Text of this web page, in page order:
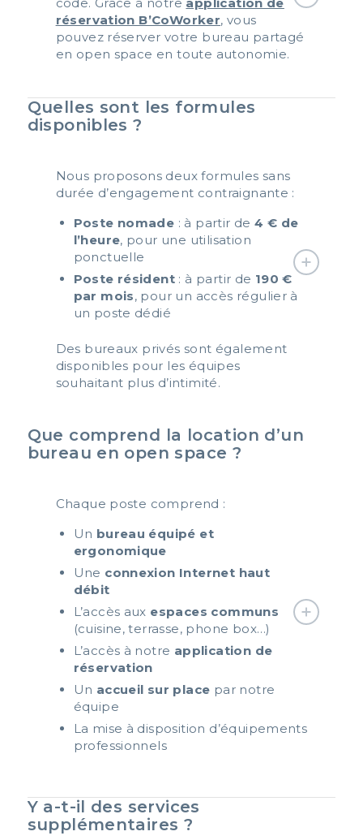
réservation B’CoWorker, vous
pouvez réserver votre bureau partagé
en open space en toute autonomie.
Quelles sont les formules
disponibles ?
Nous proposons deux formules sans
durée d’engagement contraignante :
Poste nomade : à partir de4 € de
l’heure, pour une utilisation
ponctuelle
Poste résident : à partir de 190 €
par mois, pour un accès régulier à
un poste dédié
Des bureaux privés sont également
disponibles pour les équipes
souhaitant plus d’intimité.
Que comprend la location d’un
bureau en open space ?
Chaque poste comprend :
Un bureau équipé et
ergonomique
Une connexion Internet haut
débit
L’accès aux espaces communs
(cuisine, terrasse, phone box…)
L’accès à notre application de
réservation
Un accueil sur place par notre
équipe
La mise à disposition d’équipements
professionnels
Y a-t-il des services
supplémentaires ?